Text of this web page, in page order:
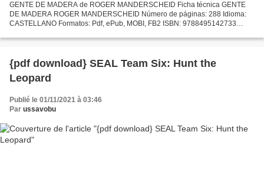
GENTE DE MADERA de ROGER MANDERSCHEID Ficha técnica GENTE
DE MADERA ROGER MANDERSCHEID Número de páginas: 288 Idioma:
CASTELLANO Formatos: Pdf, ePub, MOBI, FB2 ISBN: 9788495142733
{pdf download} SEAL Team Six: Hunt the
Leopard
Publié le 01/11/2021 à 03:46
Par ussavobu